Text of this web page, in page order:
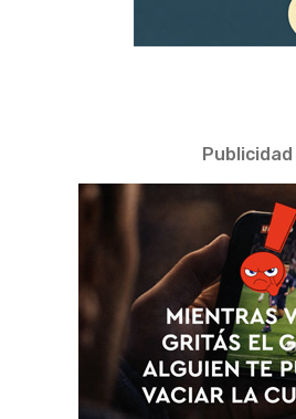
Publicidad